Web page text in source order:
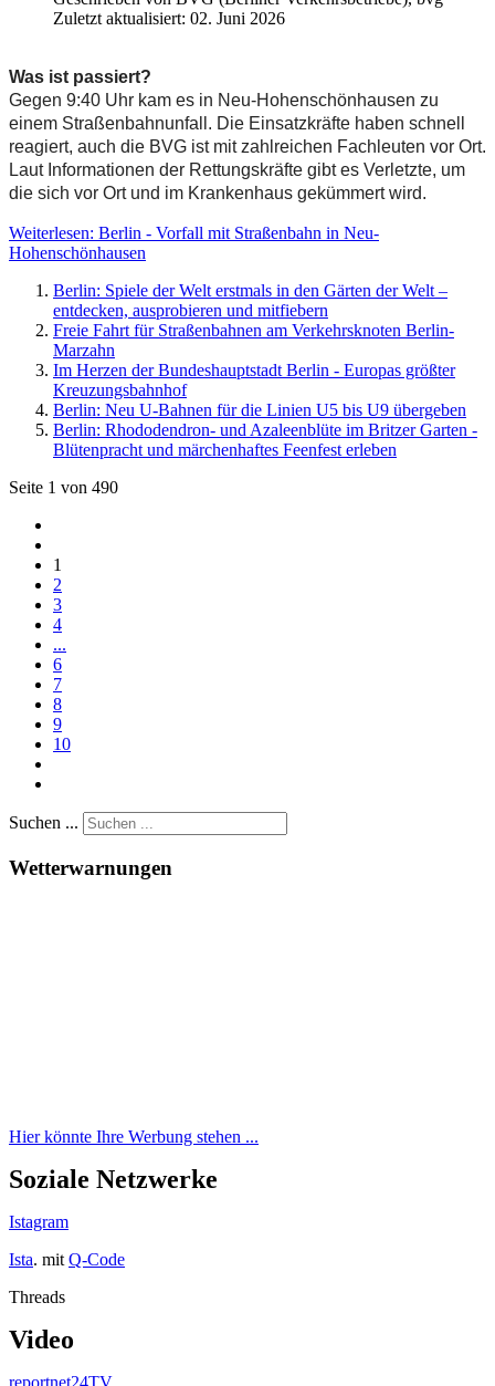
Zuletzt aktualisiert: 02. Juni 2026
Was ist passiert?
Gegen 9:40 Uhr kam es in Neu-Hohenschönhausen zu
einem Straßenbahnunfall. Die Einsatzkräfte haben schnell
reagiert, auch die BVG ist mit zahlreichen Fachleuten vor Ort.
Laut Informationen der Rettungskräfte gibt es Verletzte, um
die sich vor Ort und im Krankenhaus gekümmert wird.
Weiterlesen: Berlin - Vorfall mit Straßenbahn in Neu-
Hohenschönhausen
Berlin: Spiele der Welt erstmals in den Gärten der Welt –
entdecken, ausprobieren und mitfiebern
Freie Fahrt für Straßenbahnen am Verkehrsknoten Berlin-
Marzahn
Im Herzen der Bundeshauptstadt Berlin - Europas größter
Kreuzungsbahnhof
Berlin: Neu U-Bahnen für die Linien U5 bis U9 übergeben
Berlin: Rhododendron- und Azaleenblüte im Britzer Garten -
Blütenpracht und märchenhaftes Feenfest erleben
Seite 1 von 490
1
2
3
4
...
6
7
8
9
10
Suchen ...
Wetterwarnungen
Hier könnte Ihre Werbung stehen ...
Soziale Netzwerke
Istagram
Ista. mit Q-Code
Threads
Video
reportnet24TV